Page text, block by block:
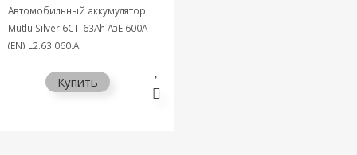
Автомобильный аккумулятор
Mutlu Silver 6СТ-63Ah АзЕ 600A
(EN) L2.63.060.A
Купить